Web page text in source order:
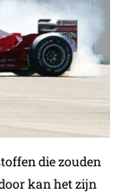
die zouden
kan het zijn